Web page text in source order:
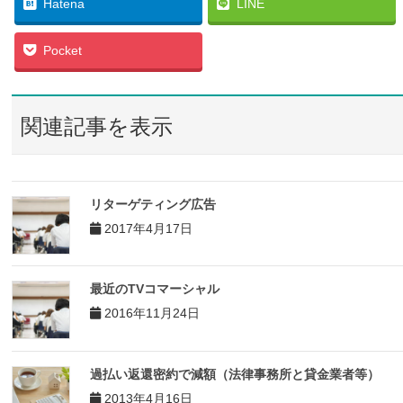
Hatena LINE
Pocket
関連記事を表示
リターゲティング広告
2017年4月17日
最近のTVコマーシャル
2016年11月24日
過払い返還密約で減額（法律事務所と貸金業者等）
2013年4月16日